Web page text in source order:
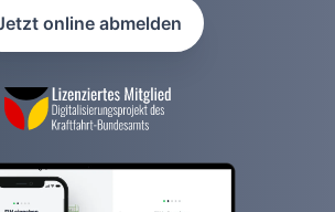
online abmelden